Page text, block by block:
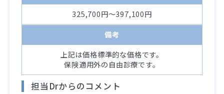
325,700円～397,100円
備考
上記は価格標準的な価格です。
保険適用外の自由診療です。
担当Drからのコメント